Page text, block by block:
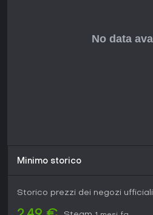
Minimo storico
Storico prezzi dei negozi ufficiali